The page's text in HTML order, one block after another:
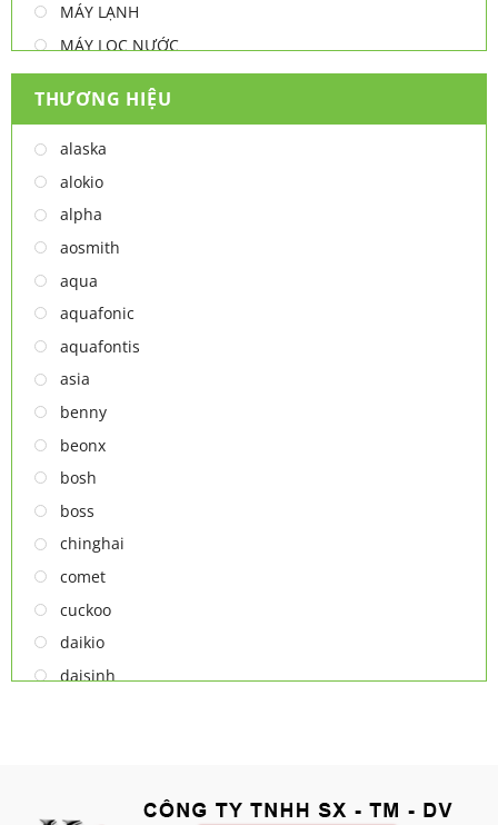
MÁY LẠNH
MÁY LỌC NƯỚC
MÁY NƯỚC NÓNG
MÁY NƯỚC NÓNG - LẠNH
MÁY SẤY TAY
MÁY XAY ĐA NĂNG
NỒI CHIÊN
NỒI CHIÊN
Thiết bị lọc nước
TỦ ĐÔNG
TỦ MÁT
TỦ RƯỢU
LÒ VI SÓNG
MÁY LỌC KHÔNG KHÍ
MÁY NƯỚC NÓNG LẠNH
NỒI CƠM ĐIỆN
QUẠT ĐIỆN
THƯƠNG HIỆU
alaska
alokio
alpha
aosmith
aqua
aquafonic
aquafontis
asia
benny
beonx
bosh
boss
chinghai
comet
cuckoo
daikio
daisinh